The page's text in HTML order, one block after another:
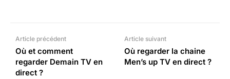
Article précédent
Où et comment
regarder Demain TV en
direct ?
Article suivant
Où regarder la chaine
Men’s up TV en direct ?